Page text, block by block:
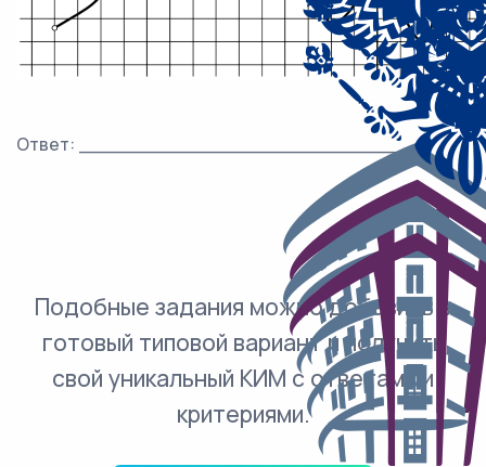
Ответ: ___________________________.
Подобные задания можно добавить в
готовый типовой вариант и получить
свой уникальный КИМ с ответами и
критериями.